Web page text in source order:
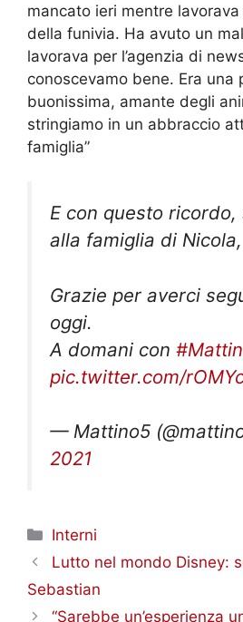
mancato ieri mentre
della funivia. Ha avuto un
lavorava per l’agenzia di
conoscevamo bene. Era una
buonissima, amante degli
stringiamo in un abbraccio
famiglia”
E con questo
alla famiglia di
Grazie per averci
oggi.
A domani con
pic.twitter.com/
— Mattino5
2021
Categorie
Interni
Lutto nel mondo Disney:
Sebastian
“Sarebbe un’esperienza